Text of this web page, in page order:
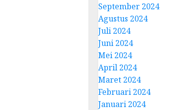
September 2024
Agustus 2024
Juli 2024
Juni 2024
Mei 2024
April 2024
Maret 2024
Februari 2024
Januari 2024